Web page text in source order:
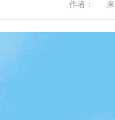
作者： 来